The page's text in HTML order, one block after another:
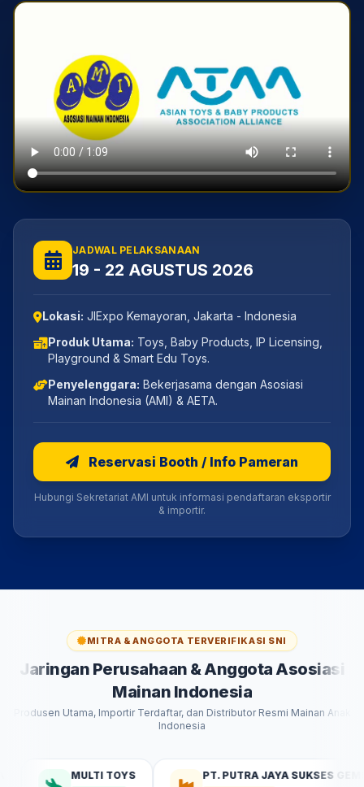
JADWAL PELAKSANAAN
19 - 22 AGUSTUS 2026
Lokasi: JIExpo Kemayoran, Jakarta - Indonesia
Produk Utama: Toys, Baby Products, IP Licensing,
Playground & Smart Edu Toys.
Penyelenggara: Bekerjasama dengan Asosiasi
Mainan Indonesia (AMI) & AETA.
Reservasi Booth / Info Pameran
Hubungi Sekretariat AMI untuk informasi pendaftaran eksportir
& importir.
MITRA & ANGGOTA TERVERIFIKASI SNI
Jaringan Perusahaan & Anggota Asosiasi
Mainan Indonesia
Produsen Utama, Importir Terdaftar, dan Distributor Resmi Mainan Anak
Indonesia
MULTI TOYS PT. PUTRA JAYA SUKSES GEMILANG